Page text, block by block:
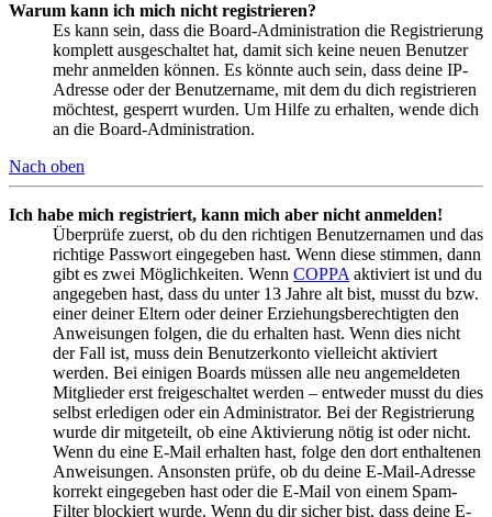
Warum kann ich mich nicht registrieren?
Es kann sein, dass die Board-Administration die Registrierung
komplett ausgeschaltet hat, damit sich keine neuen Benutzer
mehr anmelden können. Es könnte auch sein, dass deine IP-
Adresse oder der Benutzername, mit dem du dich registrieren
möchtest, gesperrt wurden. Um Hilfe zu erhalten, wende dich
an die Board-Administration.
Nach oben
Ich habe mich registriert, kann mich aber nicht anmelden!
Überprüfe zuerst, ob du den richtigen Benutzernamen und das
richtige Passwort eingegeben hast. Wenn diese stimmen, dann
gibt es zwei Möglichkeiten. Wenn COPPA aktiviert ist und du
angegeben hast, dass du unter 13 Jahre alt bist, musst du bzw.
einer deiner Eltern oder deiner Erziehungsberechtigten den
Anweisungen folgen, die du erhalten hast. Wenn dies nicht
der Fall ist, muss dein Benutzerkonto vielleicht aktiviert
werden. Bei einigen Boards müssen alle neu angemeldeten
Mitglieder erst freigeschaltet werden – entweder musst du dies
selbst erledigen oder ein Administrator. Bei der Registrierung
wurde dir mitgeteilt, ob eine Aktivierung nötig ist oder nicht.
Wenn du eine E-Mail erhalten hast, folge den dort enthaltenen
Anweisungen. Ansonsten prüfe, ob du deine E-Mail-Adresse
korrekt eingegeben hast oder die E-Mail von einem Spam-
Filter blockiert wurde. Wenn du dir sicher bist, dass deine E-